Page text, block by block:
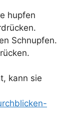
hupfen
Schnupfen.
kann sie